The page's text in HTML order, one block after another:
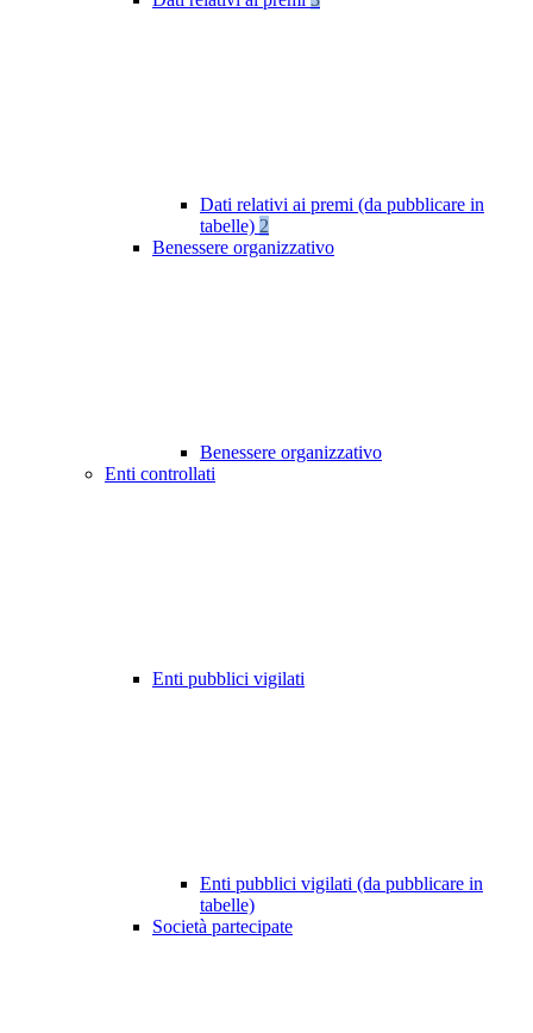
Dati relativi ai premi (da pubblicare in
tabelle) 2
Benessere organizzativo
Benessere organizzativo
Enti controllati
Enti pubblici vigilati
Enti pubblici vigilati (da pubblicare in
tabelle)
Società partecipate